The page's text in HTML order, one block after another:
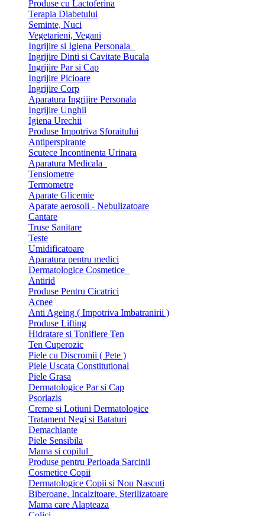
Produse cu Lactoferina
Terapia Diabetului
Seminte, Nuci
Vegetarieni, Vegani
Ingrijire si Igiena Personala
Ingrijire Dinti si Cavitate Bucala
Ingrijire Par si Cap
Ingrijire Picioare
Ingrijire Corp
Aparatura Ingrijire Personala
Ingrijire Unghii
Igiena Urechii
Produse Impotriva Sforaitului
Antiperspirante
Scutece Incontinenta Urinara
Aparatura Medicala
Tensiometre
Termometre
Aparate Glicemie
Aparate aerosoli - Nebulizatoare
Cantare
Truse Sanitare
Teste
Umidificatoare
Aparatura pentru medici
Dermatologice Cosmetice
Antirid
Produse Pentru Cicatrici
Acnee
Anti Ageing ( Impotriva Imbatranirii )
Produse Lifting
Hidratare si Tonifiere Ten
Ten Cuperozic
Piele cu Discromii ( Pete )
Piele Uscata Constitutional
Piele Grasa
Dermatologice Par si Cap
Psoriazis
Creme si Lotiuni Dermatologice
Tratament Negi si Bataturi
Demachiante
Piele Sensibila
Mama si copilul
Produse pentru Perioada Sarcinii
Cosmetice Copii
Dermatologice Copii si Nou Nascuti
Biberoane, Incalzitoare, Sterilizatoare
Mama care Alapteaza